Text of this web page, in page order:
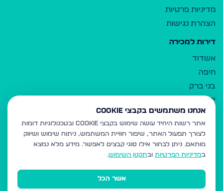
מדיניות פרטיות
הצהרת נגישות
דירות למכירה
אשדוד
חיפה
בני ברק
ירושלים
אלעד
גבעת זאב
בית שמש
רכסים
מודיעין עילית
אנחנו משתמשים בקבצי Cookie
אתר רשות היחיד עושה שימוש בקבצי Cookie ובטכנולוגיות דומות
לצורך תפעול האתר, שיפור חוויית המשתמש, ניתוח שימוש ושיווק
מותאם. ניתן לבחור אילו סוגי קבצים לאפשר. מידע מלא נמצא
במדיניות הפרטיות ובתקנון השימוש.
אשר הכל